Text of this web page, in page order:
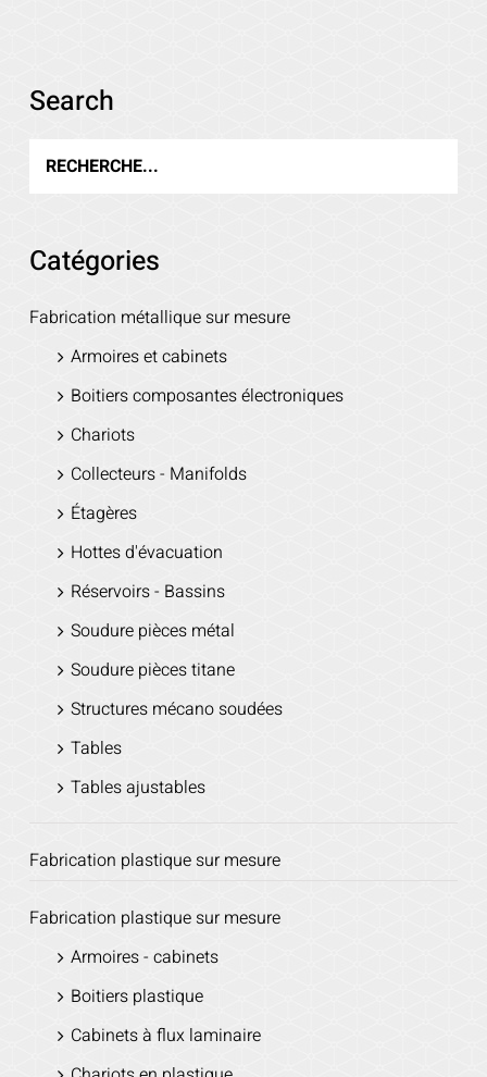
Search
Catégories
Fabrication métallique sur mesure
Armoires et cabinets
Boitiers composantes électroniques
Chariots
Collecteurs - Manifolds
Étagères
Hottes d'évacuation
Réservoirs - Bassins
Soudure pièces métal
Soudure pièces titane
Structures mécano soudées
Tables
Tables ajustables
Fabrication plastique sur mesure
Fabrication plastique sur mesure
Armoires - cabinets
Boitiers plastique
Cabinets à flux laminaire